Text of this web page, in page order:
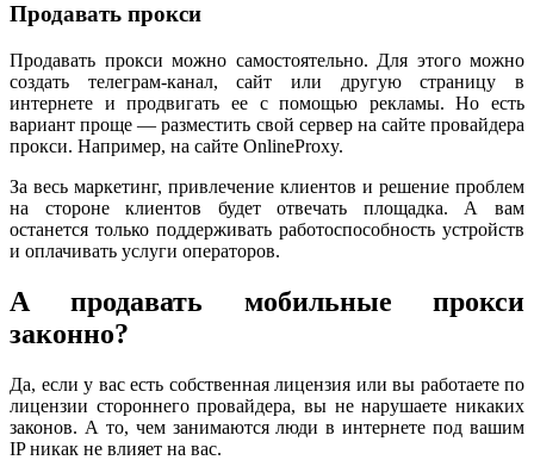
Продавать прокси
Продавать прокси можно самостоятельно. Для этого можно
создать телеграм-канал, сайт или другую страницу в
интернете и продвигать ее с помощью рекламы. Но есть
вариант проще — разместить свой сервер на сайте провайдера
прокси. Например, на сайте OnlineProxy.
За весь маркетинг, привлечение клиентов и решение проблем
на стороне клиентов будет отвечать площадка. А вам
останется только поддерживать работоспособность устройств
и оплачивать услуги операторов.
А продавать мобильные прокси
законно?
Да, если у вас есть собственная лицензия или вы работаете по
лицензии стороннего провайдера, вы не нарушаете никаких
законов. А то, чем занимаются люди в интернете под вашим
IP никак не влияет на вас.